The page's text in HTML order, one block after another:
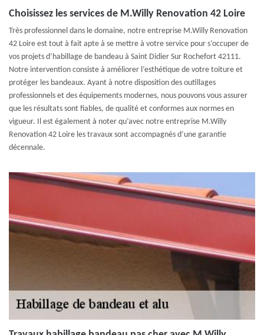
Choisissez les services de M.Willy Renovation 42 Loire
Très professionnel dans le domaine, notre entreprise M.Willy Renovation
42 Loire est tout à fait apte à se mettre à votre service pour s’occuper de
vos projets d’habillage de bandeau à Saint Didier Sur Rochefort 42111.
Notre intervention consiste à améliorer l’esthétique de votre toiture et
protéger les bandeaux. Ayant à notre disposition des outillages
professionnels et des équipements modernes, nous pouvons vous assurer
que les résultats sont fiables, de qualité et conformes aux normes en
vigueur. Il est également à noter qu’avec notre entreprise M.Willy
Renovation 42 Loire les travaux sont accompagnés d’une garantie
décennale.